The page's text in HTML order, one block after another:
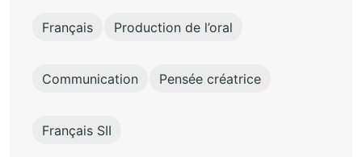
Français Production de l’oral
Communication Pensée créatrice
Français SII